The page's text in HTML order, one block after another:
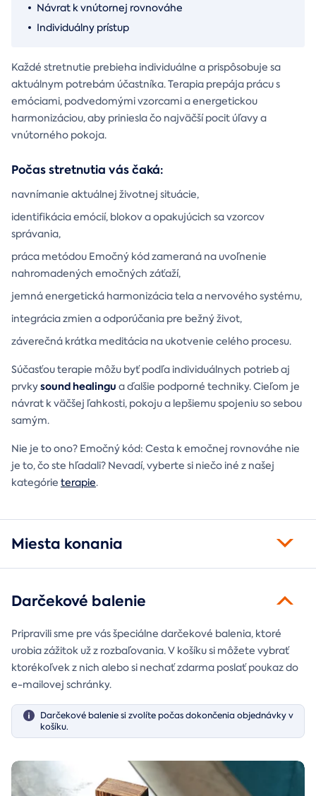
Návrat k vnútornej rovnováhe
Individuálny prístup
Každé stretnutie prebieha individuálne a prispôsobuje sa
aktuálnym potrebám účastníka. Terapia prepája prácu s
emóciami, podvedomými vzorcami a energetickou
harmonizáciou, aby priniesla čo najväčší pocit úľavy a
vnútorného pokoja.
Počas stretnutia vás čaká:
navnímanie aktuálnej životnej situácie,
identifikácia emócií, blokov a opakujúcich sa vzorcov
správania,
práca metódou Emočný kód zameraná na uvoľnenie
nahromadených emočných záťaží,
jemná energetická harmonizácia tela a nervového systému,
integrácia zmien a odporúčania pre bežný život,
záverečná krátka meditácia na ukotvenie celého procesu.
Súčasťou terapie môžu byť podľa individuálnych potrieb aj
prvkysound healingu a ďalšie podporné techniky. Cieľom je
návrat k väčšej ľahkosti, pokoju a lepšiemu spojeniu so sebou
samým.
Nie je to ono? Emočný kód: Cesta k emočnej rovnováhe nie
je to, čo ste hľadali? Nevadí, vyberte si niečo iné z našej
kategórie terapie.
Miesta konania
Darčekové balenie
Pripravili sme pre vás špeciálne darčekové balenia, ktoré
urobia zážitok už z rozbaľovania. V košíku si môžete vybrať
ktorékoľvek z nich alebo si nechať zdarma poslať poukaz do
e-mailovej schránky.
Darčekové balenie si zvolíte počas dokončenia objednávky v
košíku.